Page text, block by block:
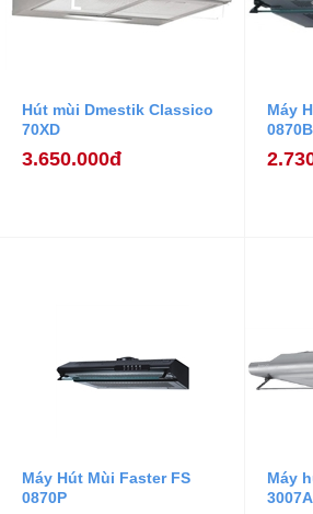
Hút mùi Dmestik Classico
70XD
3.650.000đ
Máy
Máy Hút Mùi Faster FS
0870P
Máy